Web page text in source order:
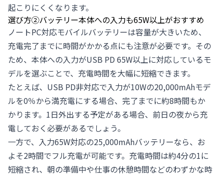
起こりにくくなります。
選び方②バッテリー本体への入力も65W以上がおすすめ
ノートPC対応モバイルバッテリーは容量が大きいため、
充電完了までに時間がかかる点にも注意が必要です。その
ため、本体への入力がUSB PD 65W以上に対応しているモ
デルを選ぶことで、充電時間を大幅に短縮できます。
たとえば、USB PD非対応で入力が10Wの20,000mAhモデ
ルを0％から満充電にする場合、完了までに約8時間もか
かります。1日外出する予定がある場合、前日の夜から充
電しておく必要があるでしょう。
一方で、入力65W対応の25,000mAhバッテリーなら、お
よそ2時間でフル充電が可能です。充電時間は約4分の1に
短縮され、朝の準備中や仕事の休憩時間などのわずかな時